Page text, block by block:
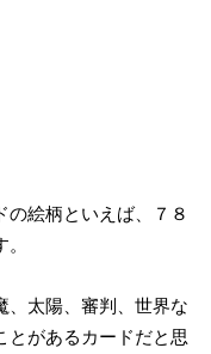
の絵柄といえば、７８
、太陽、審判、世界な
とがあるカードだと思